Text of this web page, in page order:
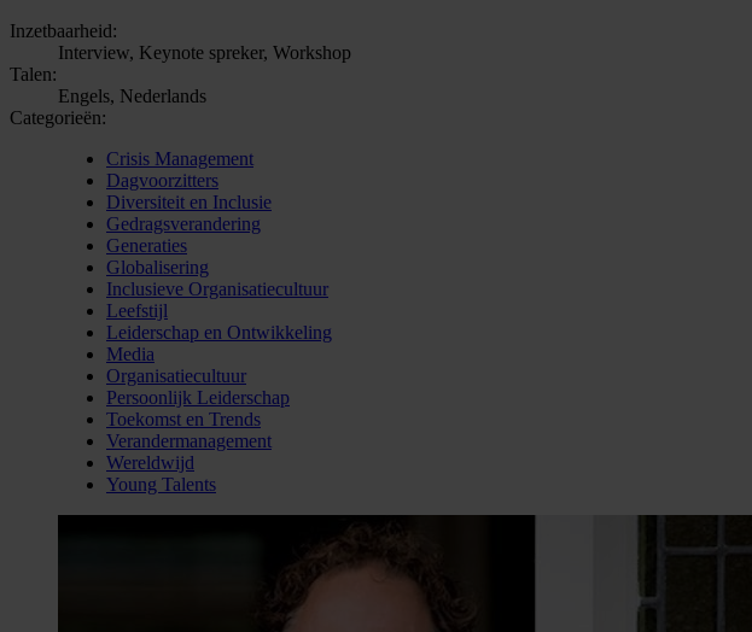
Inzetbaarheid:
Interview, Keynote spreker, Workshop
Talen:
Engels, Nederlands
Categorieën:
Crisis Management
Dagvoorzitters
Diversiteit en Inclusie
Gedragsverandering
Generaties
Globalisering
Inclusieve Organisatiecultuur
Leefstijl
Leiderschap en Ontwikkeling
Media
Organisatiecultuur
Persoonlijk Leiderschap
Toekomst en Trends
Verandermanagement
Wereldwijd
Young Talents